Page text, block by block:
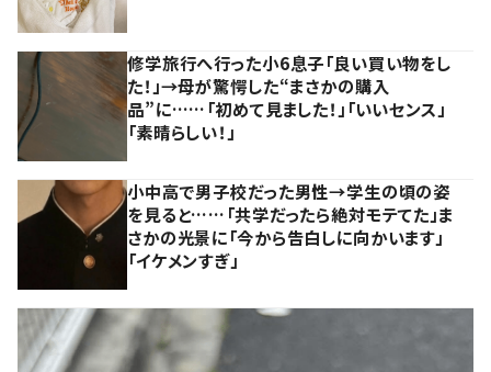
修学旅行へ行った小6息子「良い買い物をし
た！」→母が驚愕した“まさかの購入
品”に……「初めて見ました！」「いいセンス」
「素晴らしい！」
小中高で男子校だった男性→学生の頃の姿
を見ると……「共学だったら絶対モテてた」ま
さかの光景に「今から告白しに向かいます」
「イケメンすぎ」